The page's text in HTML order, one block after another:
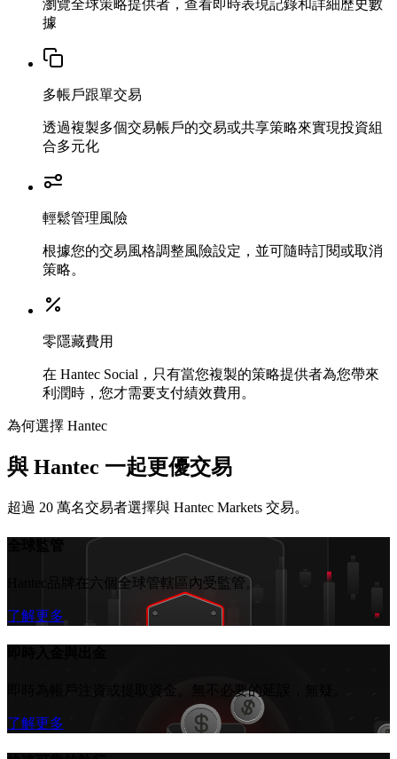
瀏覽全球策略提供者，查看即時表現記錄和詳細歷史數
據
多帳戶跟單交易
透過複製多個交易帳戶的交易或共享策略來實現投資組
合多元化
輕鬆管理風險
根據您的交易風格調整風險設定，並可隨時訂閱或取消
策略。
零隱藏費用
在 Hantec Social，只有當您複製的策略提供者為您帶來
利潤時，您才需要支付績效費用。
為何選擇 Hantec
與 Hantec 一起更優交易
超過 20 萬名交易者選擇與 Hantec Markets 交易。
全球監管
Hantec品牌在六個全球管轄區內受監管。
了解更多
即時為帳戶注資或提取資金。無不必要的延誤，無疑。
了解更多